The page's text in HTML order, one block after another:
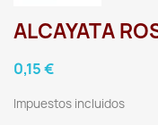
ALCAYATA
0,15 €
Impuestos incluidos